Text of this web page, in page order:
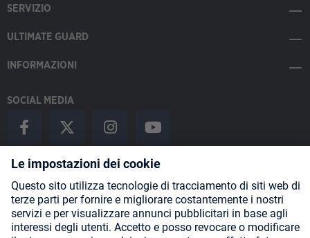
SERVIZIO
ULTIMATE GUARD
INFORMAZIONI
SOCIAL MEDIA
Payment Methods
Shipping